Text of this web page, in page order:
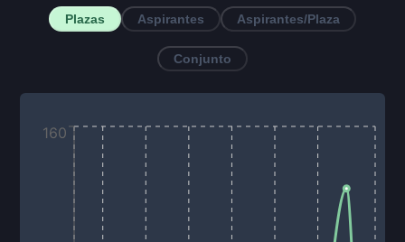
Plazas Aspirantes Aspirantes/Plaza
Conjunto
160